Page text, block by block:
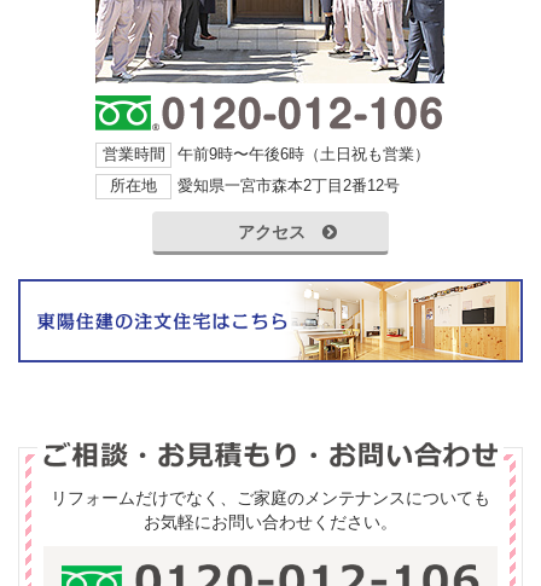
営業時間
午前9時〜午後6時（土日祝も営業）
所在地
愛知県一宮市森本2丁目2番12号
アクセス
リフォームだけでなく、ご家庭のメンテナンスについても
お気軽にお問い合わせください。